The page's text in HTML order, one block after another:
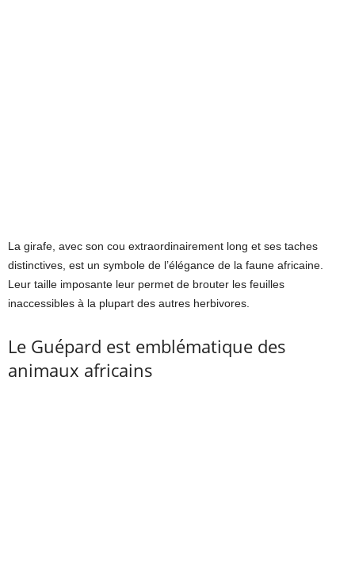
La girafe, avec son cou extraordinairement long et ses taches
distinctives, est un symbole de l’élégance de la faune africaine.
Leur taille imposante leur permet de brouter les feuilles
inaccessibles à la plupart des autres herbivores.
Le Guépard est emblématique des
animaux africains